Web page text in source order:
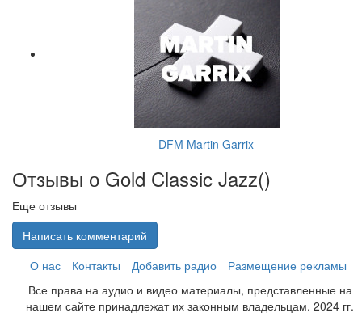
DFM Martin Garrix
Отзывы о Gold Classic Jazz()
Еще отзывы
Написать комментарий
О нас
Контакты Добавить радио
Размещение рекламы
Все права на аудио и видео материалы, представленные на
нашем сайте принадлежат их законным владельцам. 2024 гг.